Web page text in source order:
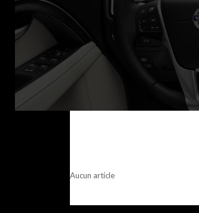
Aucun article